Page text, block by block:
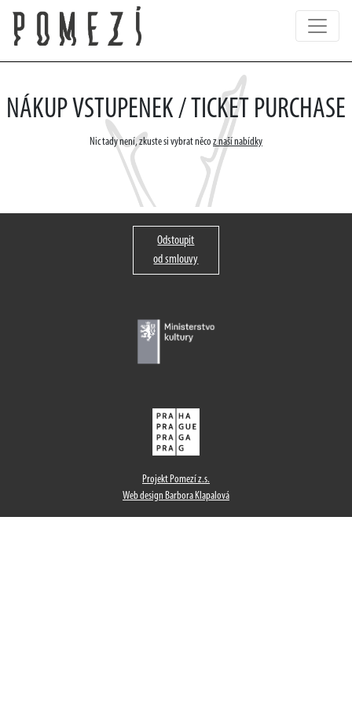
NÁKUP VSTUPENEK / TICKET PURCHASE
Nic tady není, zkuste si vybrat něco z naší nabídky
Odstoupit
od smlouvy
Projekt Pomezí z.s.
Web design Barbora Klapalová